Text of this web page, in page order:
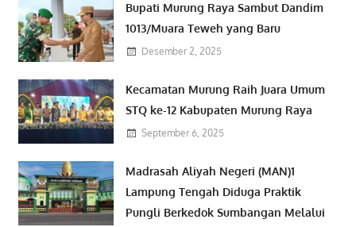
Bupati Murung Raya Sambut Dandim
1013/Muara Teweh yang Baru
Desember 2, 2025
Kecamatan Murung Raih Juara Umum
STQ ke-12 Kabupaten Murung Raya
September 6, 2025
Madrasah Aliyah Negeri (MAN)1
Lampung Tengah Diduga Praktik
Pungli Berkedok Sumbangan Melalui